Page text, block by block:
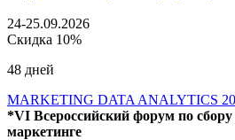
24-25.09.2026
Скидка 10%
48 дней
MARKETING DATA ANALYTICS
*VI Всероссийский форум по
маркетинге